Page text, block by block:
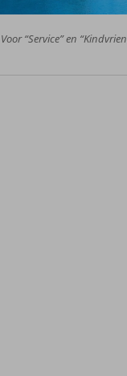
Voor “Service” en